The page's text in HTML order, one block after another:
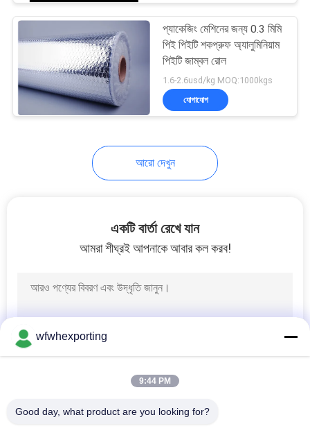
আঠালো ফিল্ম
প্যাকেজিং ফিল্ম
তাপ নিরোধক উপাদান
প্যাকেজিং মেশিনের জন্য 0.3 মিমি
পিই পিইটি শকপ্রুফ অ্যালুমিনিয়াম
পিইটি জাম্বল রোল
1.6-2.6usd/kg MOQ:1000kgs
যোগাযোগ
আরো দেখুন
একটি বার্তা রেখে যান
আমরা শীঘ্রই আপনাকে আবার কল করব!
wfwhexporting
9:44 PM
Good day, what product are you looking for?